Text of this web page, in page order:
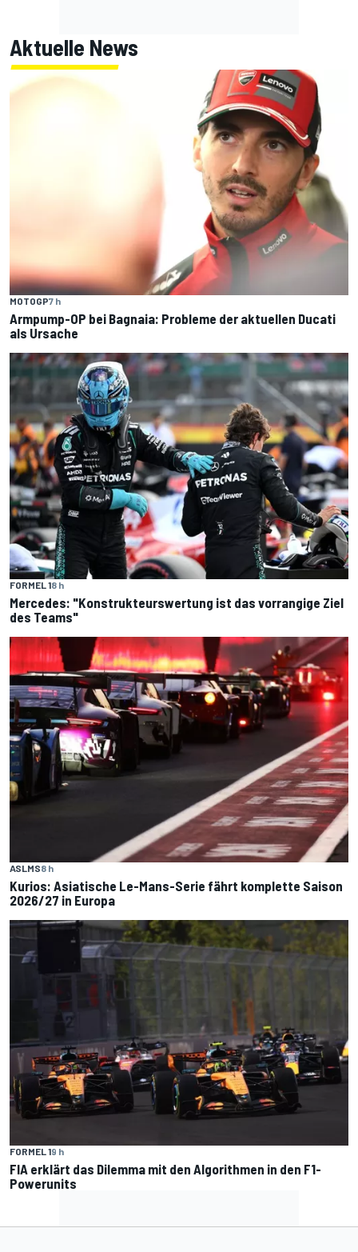
Aktuelle News
MOTOGP7 h
Armpump-OP bei Bagnaia: Probleme der aktuellen Ducati
als Ursache
FORMEL 18 h
Mercedes: "Konstrukteurswertung ist das vorrangige Ziel
des Teams"
ASLMS8 h
Kurios: Asiatische Le-Mans-Serie fährt komplette Saison
2026/27 in Europa
FORMEL 19 h
FIA erklärt das Dilemma mit den Algorithmen in den F1-
Powerunits